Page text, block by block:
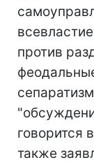
против
говорится
также